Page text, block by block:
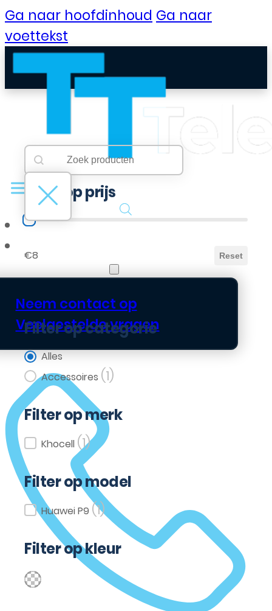
Ga naar hoofdinhoud Ga naar
voettekst
B2B Portaal
Neem contact op
Veelgestelde vragen
Searchbar
Search content
Filter op prijs
Filter op prijs
€8 Reset
Filter op categorie
Filter op categorie
Alles
Accessoires (1)
Filter op merk
Filter op merk
Khocell (1)
Filter op model
Filter op model
Huawei P9 (1)
Filter op kleur
Filter op kleur
(1)